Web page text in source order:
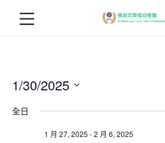
1/30/2025
择
全日
1 月 27, 2025 -2 月 6, 2025